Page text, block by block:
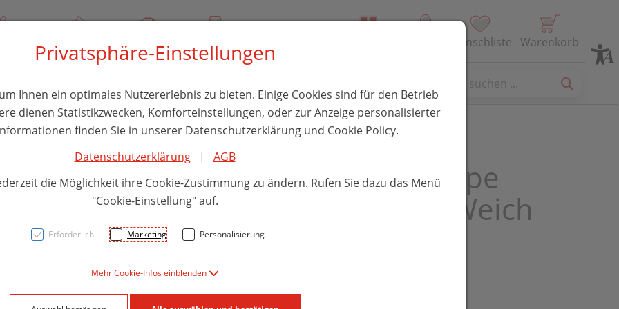
Über uns Rezept-Anfrage Service Wunschliste Warenkorb
Zahnbuersten Tepe
Select Compact Weich
1st
Privatsphäre-Einstellungen
Ihnen ein optimales Nutzererlebnis zu bieten. Einige Cookies sind für den Betrieb
dienen Statistikzwecken, Komforteinstellungen, oder zur Anzeige personalisierter
finden Sie in unserer Datenschutzerklärung und Cookie Policy.
Datenschutzerklärung| AGB
die Möglichkeit ihre Cookie-Zustimmung zu ändern. Rufen Sie dazu das Menü
"Cookie-Einstellung" auf.
Erforderlich Marketing Personalisierung
Mehr Cookie-Infos einblenden